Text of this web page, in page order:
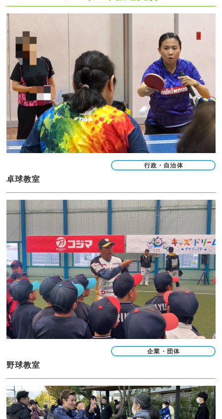
行政・自治体
卓球教室
企業・団体
野球教室